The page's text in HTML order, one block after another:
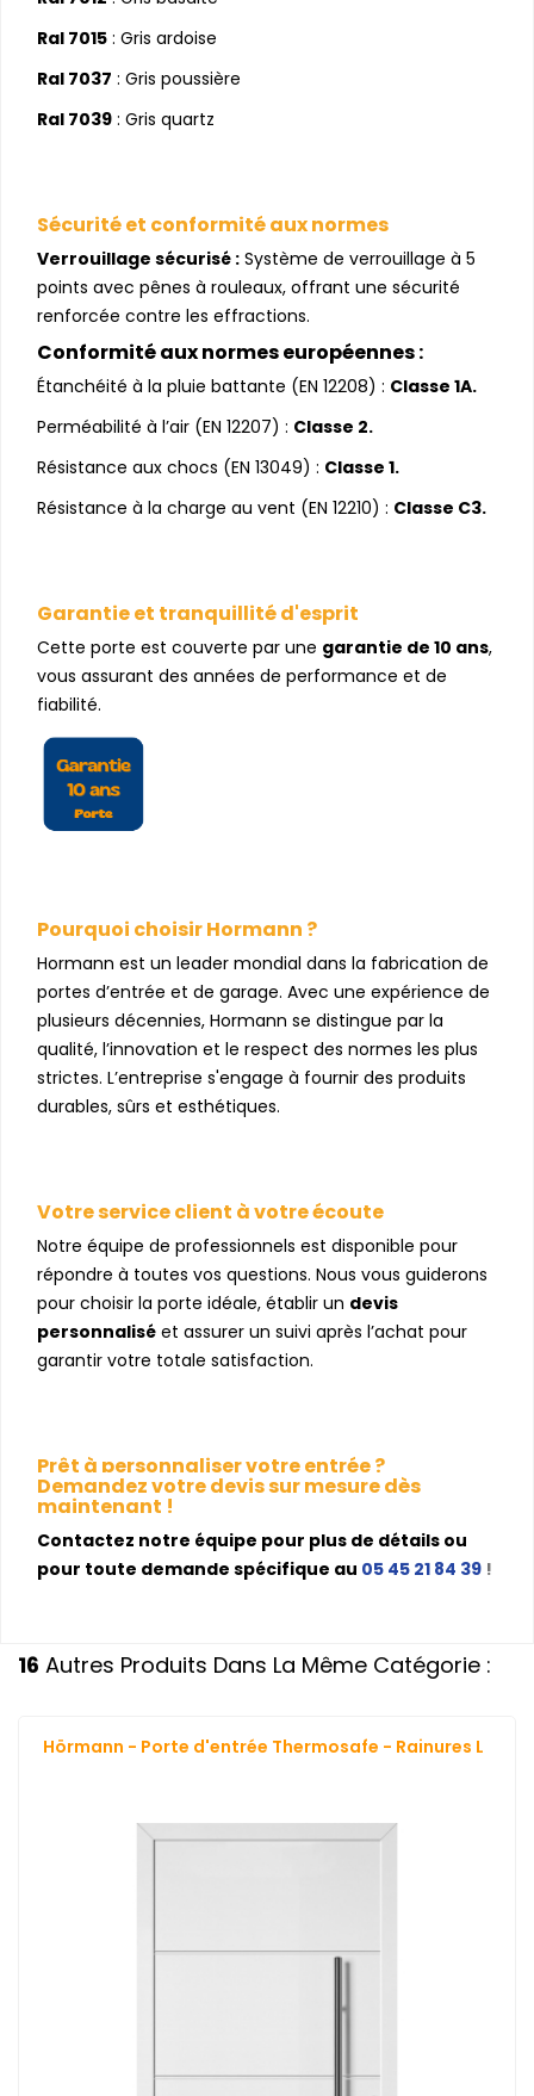
Ral 7015 : Gris ardoise
Ral 7037 : Gris poussière
Ral 7039 : Gris quartz
Sécurité et conformité aux normes
Verrouillage sécurisé : Système de verrouillage à 5
points avec pênes à rouleaux, offrant une sécurité
renforcée contre les effractions.
Conformité aux normes européennes :
Étanchéité à la pluie battante (EN 12208) : Classe 1A.
Perméabilité à l’air (EN 12207) : Classe 2.
Résistance aux chocs (EN 13049) : Classe 1.
Résistance à la charge au vent (EN 12210) : Classe C3.
Garantie et tranquillité d'esprit
Cette porte est couverte par une garantie de 10 ans,
vous assurant des années de performance et de
fiabilité.
Pourquoi choisir Hormann ?
Hormann est un leader mondial dans la fabrication de
portes d’entrée et de garage. Avec une expérience de
plusieurs décennies, Hormann se distingue par la
qualité, l’innovation et le respect des normes les plus
strictes. L’entreprise s'engage à fournir des produits
durables, sûrs et esthétiques.
Votre service client à votre écoute
Notre équipe de professionnels est disponible pour
répondre à toutes vos questions. Nous vous guiderons
pour choisir la porte idéale, établir un devis
personnalisé et assurer un suivi après l’achat pour
garantir votre totale satisfaction.
Prêt à personnaliser votre entrée ?
Demandez votre devis sur mesure dès
maintenant !
Contactez notre équipe pour plus de détails ou
pour toute demande spécifique au 05 45 21 84 39 !
16 Autres Produits Dans La Même Catégorie :
Hörmann - Porte d'entrée Thermosafe - Rainures L